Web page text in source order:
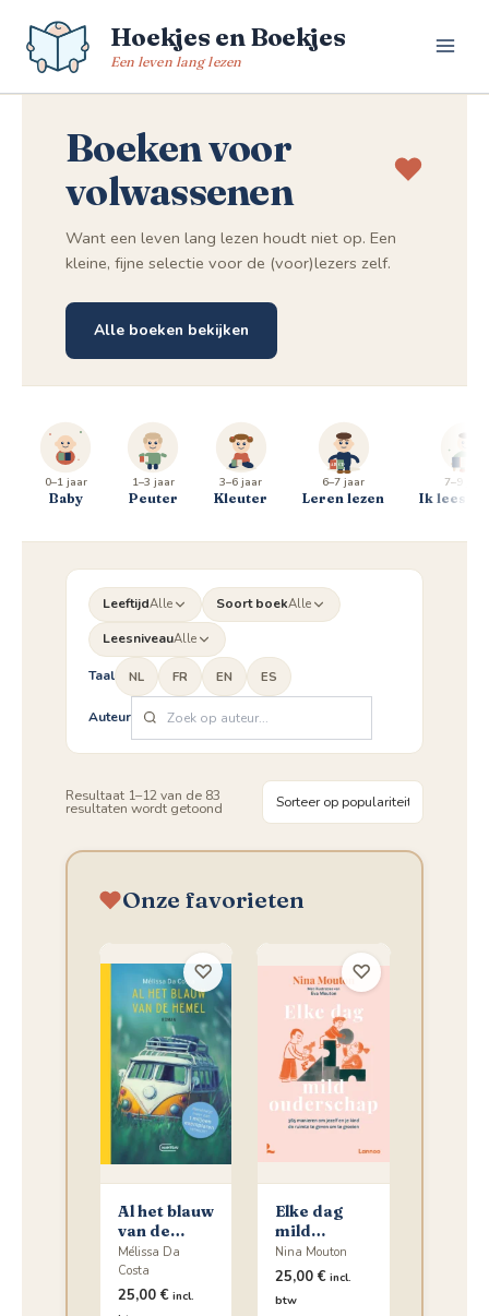
naar
Hoekjes en Boekjes
Een leven lang lezen
Boeken voor
volwassenen
Want een leven lang lezen houdt niet op. Een
kleine, fijne selectie voor de (voor)lezers zelf.
Alle boeken bekijken
0–1 jaar
Baby
1–3 jaar
Peuter
3–6 jaar
Kleuter
6–7 jaar
Leren lezen
7–9 jaar
Ik lees al
LeeftijdAlle Soort boekAlle
LeesniveauAlle
Taal NL FR EN ES
Auteur
Resultaat 1–12 van de 83
resultaten wordt getoond Gesorteerd
Onze favorieten
Al het blauw
van de
hemel
Mélissa Da
Costa
25,00 € incl.
♡
Elke dag
mild
ouderschap
Nina Mouton
25,00 € incl.
btw
♡